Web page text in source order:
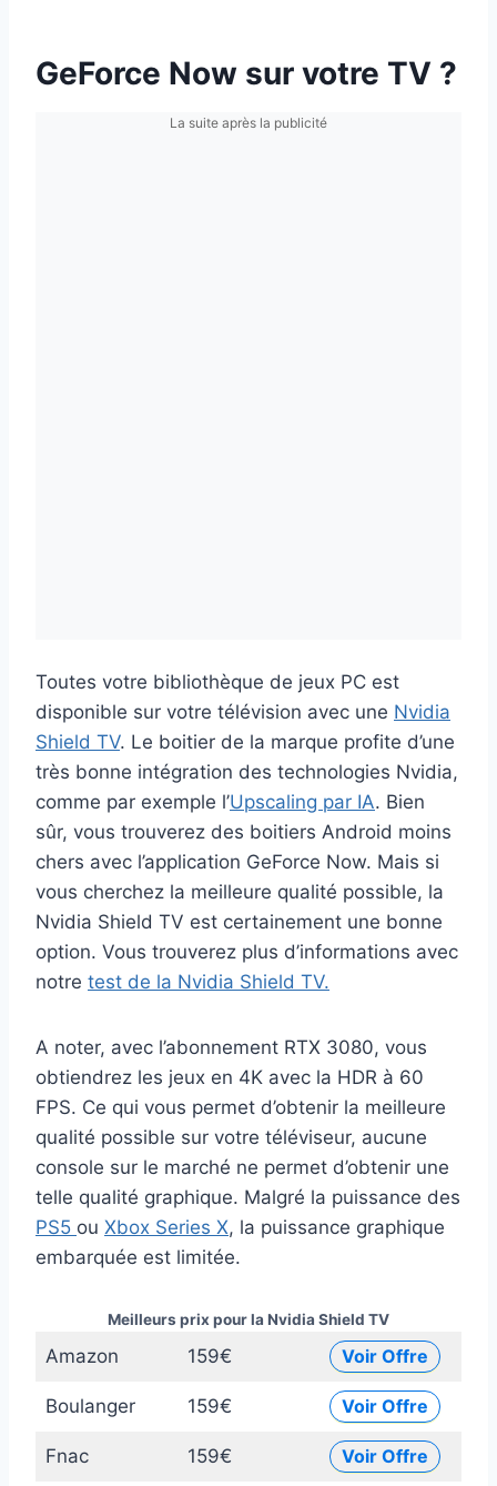
GeForce Now sur votre TV ?
La suite après la publicité
Toutes votre bibliothèque de jeux PC est
disponible sur votre télévision avec une Nvidia
Shield TV. Le boitier de la marque profite d’une
très bonne intégration des technologies Nvidia,
comme par exemple l’Upscaling par IA. Bien
sûr, vous trouverez des boitiers Android moins
chers avec l’application GeForce Now. Mais si
vous cherchez la meilleure qualité possible, la
Nvidia Shield TV est certainement une bonne
option. Vous trouverez plus d’informations avec
notre test de la Nvidia Shield TV.
A noter, avec l’abonnement RTX 3080, vous
obtiendrez les jeux en 4K avec la HDR à 60
FPS. Ce qui vous permet d’obtenir la meilleure
qualité possible sur votre téléviseur, aucune
console sur le marché ne permet d’obtenir une
telle qualité graphique. Malgré la puissance des
PS5 ou Xbox Series X, la puissance graphique
embarquée est limitée.
Amazon 159€ Voir Offre
Boulanger 159€ Voir Offre
Fnac 159€ Voir Offre
Meilleurs prix pour la Nvidia Shield TV